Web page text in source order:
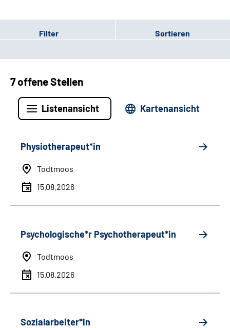
Filter Sortieren
7 offene Stellen
Listenansicht Kartenansicht
Physiotherapeut*in
Todtmoos
15.08.2026
Psychologische*r Psychotherapeut*in
Todtmoos
15.08.2026
Sozialarbeiter*in